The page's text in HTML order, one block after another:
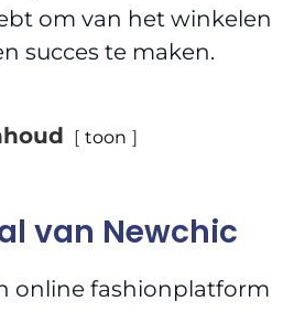
om van het winkelen
succes te maken.
toon
van Newchic
online fashionplatform